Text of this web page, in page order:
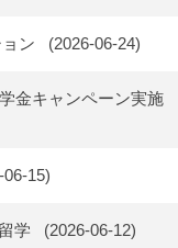
ン (2026-06-24)
金キャンペーン実施
15)
学 (2026-06-12)